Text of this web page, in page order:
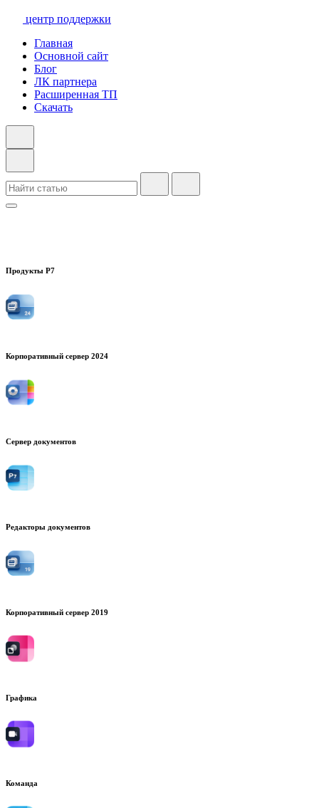
центр поддержки
Главная
Основной сайт
Блог
ЛК партнера
Расширенная ТП
Скачать
Продукты Р7
Корпоративный сервер 2024
Сервер документов
Редакторы документов
Корпоративный сервер 2019
Графика
Команда